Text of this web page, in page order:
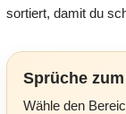
sortiert, damit du
Sprüche
Wähle den